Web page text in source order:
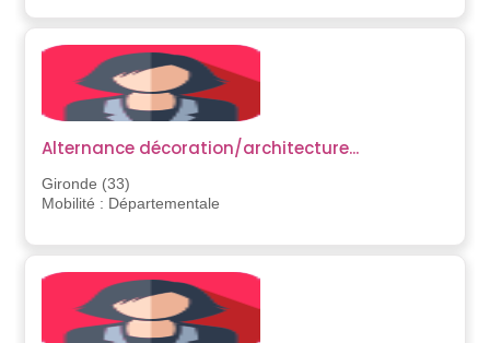
Alternance décoration/architecture...
Gironde (33)
Mobilité : Départementale